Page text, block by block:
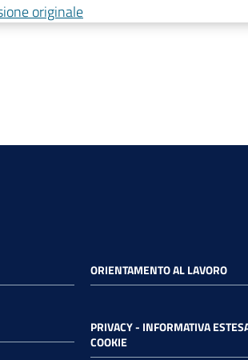
originale
ORIENTAMENTO AL LAVORO
PRIVACY - INFORMATIVA
COOKIE